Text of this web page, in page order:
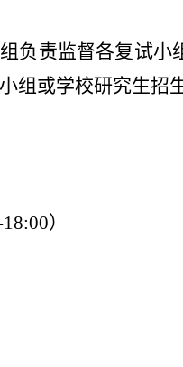
负责监督各复试
组或学校研究生招
）